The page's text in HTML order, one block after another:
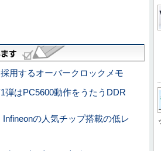
用するオーバークロックメモ
弾はPC5600動作をうたうDDR
の人気チップ搭載の低レ